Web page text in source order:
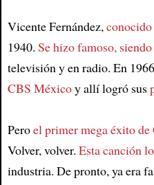
Vicente Fernández,
1940. Se hizo famoso,
televisión y en radio. En 1966
CBS Méxicoy allí logró sus
Peroel primer mega éxito de
Volver, volver. Esta canción
industria. De pronto, ya era